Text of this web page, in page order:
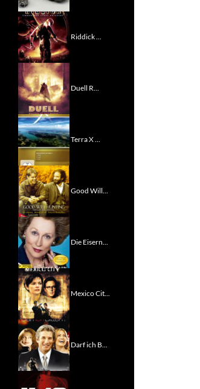
Riddick ...
Duell R...
Terra X ...
Good Will...
Die Eisern...
Mexico Cit...
Darf ich B...